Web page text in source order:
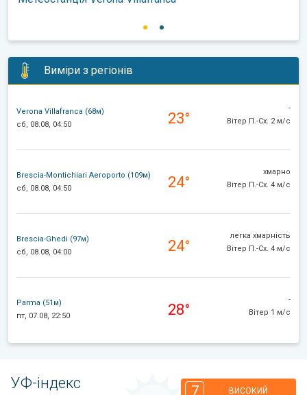
Виміри з регіонів
Verona Villafranca (68м)
сб, 08.08, 04:50
23°
-
Вітер П.-Сх. 2 м/с
Brescia-Montichiari Aeroporto (109м)
сб, 08.08, 04:50
24°
хмарно
Вітер П.-Сх. 4 м/с
Brescia-Ghedi (97м)
сб, 08.08, 04:00
24°
легка хмарність
Вітер П.-Сх. 4 м/с
Parma (51м)
пт, 07.08, 22:50
28°
-
Вітер 1 м/с
УФ-індекс 7 ВИСОКИЙ